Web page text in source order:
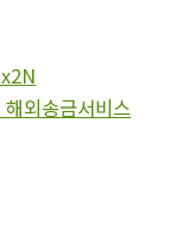
외송금서비스